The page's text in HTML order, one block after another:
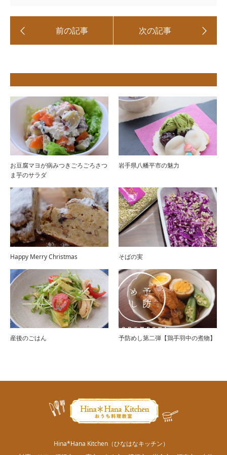
お豆腐マヨが病みつきごろごろさつ
ま芋のサラダ
岩手県八幡平市の魅力
Happy Merry Christmas そばの実
産後のごはん 予防めし第二弾【鶏手羽中の煮物】
Hina*Hana Kitchen（ひなはなキッチン）